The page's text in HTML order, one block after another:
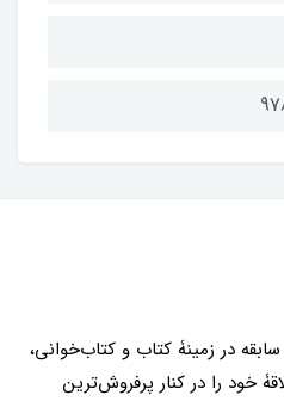
اعلام کنیم که با 10 سال سابقه در زمینۀ کتاب و کتاب‌خوانی،
خود را در کنار پرفروش‌ترین